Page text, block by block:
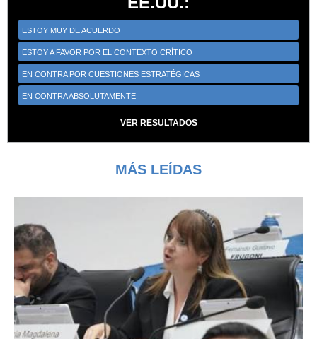
ESTOY MUY DE ACUERDO
ESTOY A FAVOR POR EL CONTEXTO CRÍTICO
EN CONTRA POR CUESTIONES ESTRATÉGICAS
EN CONTRA ABSOLUTAMENTE
VER RESULTADOS
MÁS LEÍDAS